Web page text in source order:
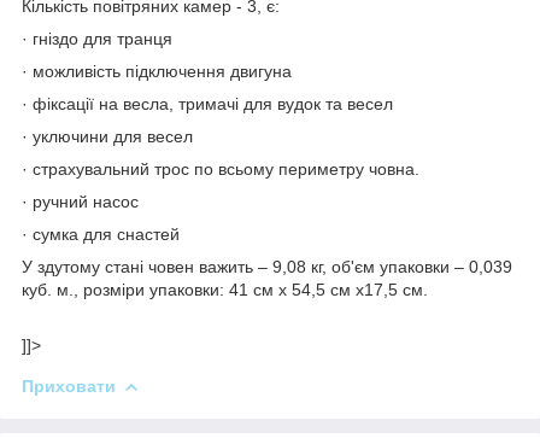
Кількість повітряних камер - 3, є:
· гніздо для транця
· можливість підключення двигуна
· фіксації на весла, тримачі для вудок та весел
· уключини для весел
· страхувальний трос по всьому периметру човна.
· ручний насос
· сумка для снастей
У здутому стані човен важить – 9,08 кг, об'єм упаковки – 0,039
куб. м., розміри упаковки: 41 см х 54,5 см х17,5 см.
]]>
Приховати